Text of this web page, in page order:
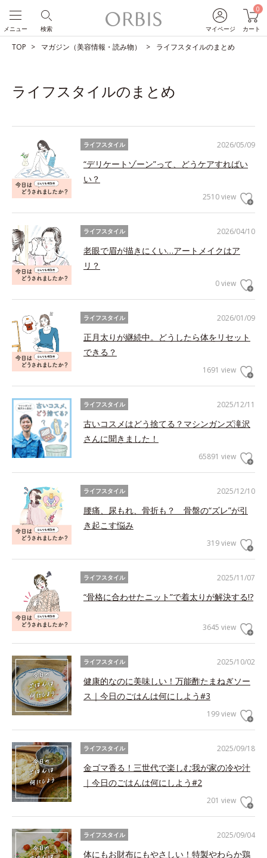
マイページ
0
カート
検索
メニュー
TOP マガジン（美容情報・読み物） ライフスタイルのまとめ
ライフスタイルのまとめ
2026/05/09
ライフスタイル
“デリケートゾーン”って、どうケアすればい
い？
2510 view
2026/04/10
ライフスタイル
老眼で眉が描きにくい…アートメイクはア
リ？
0 view
2026/01/09
ライフスタイル
正月太りが継続中。どうしたら体をリセット
できる？
1691 view
2025/12/11
ライフスタイル
古いコスメはどう捨てる？マシンガンズ滝沢
さんに聞きました！
65891 view
2025/12/10
ライフスタイル
腰痛、尿もれ、骨折も？ 骨盤の“ズレ”が引
き起こす悩み
319 view
2025/11/07
ライフスタイル
“骨格に合わせたニット”で着太りが解決する!?
3645 view
2025/10/02
ライフスタイル
健康的なのに美味しい！万能酢たまねぎソー
ス｜今日のごはんは何にしよう#3
199 view
2025/09/18
ライフスタイル
金ゴマ香る！三世代で楽しむ我が家の冷や汁
｜今日のごはんは何にしよう#2
201 view
2025/09/04
ライフスタイル
体にもお財布にもやさしい！特製やわらか鶏